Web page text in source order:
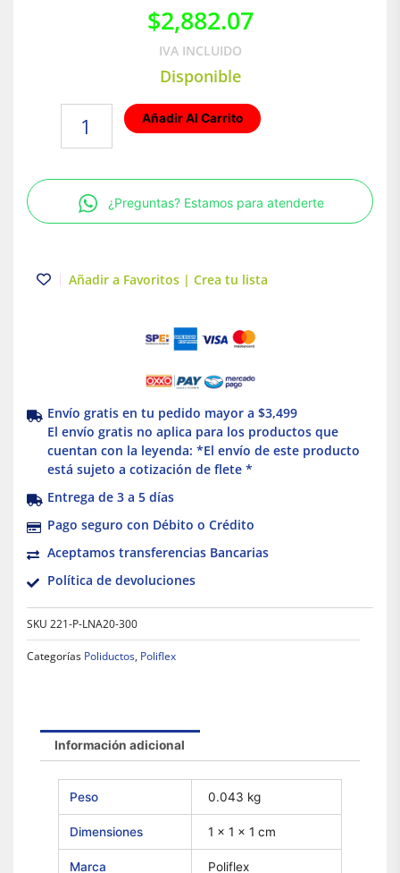
$2,882.07
IVA INCLUIDO
Disponible
Poliflex
cantidad
Añadir Al Carrito
¿Preguntas? Estamos para atenderte
Añadir a Favoritos | Crea tu lista
Envío gratis en tu pedido mayor a $3,499
El envío gratis no aplica para los productos que
cuentan con la leyenda: *El envío de este producto
está sujeto a cotización de flete *
Entrega de 3 a 5 días
Pago seguro con Débito o Crédito
Aceptamos transferencias Bancarias
Política de devoluciones
SKU 221-P-LNA20-300
Categorías Poliductos, Poliflex
Información adicional
Peso 0.043 kg
Dimensiones 1 × 1 × 1 cm
Marca Poliflex